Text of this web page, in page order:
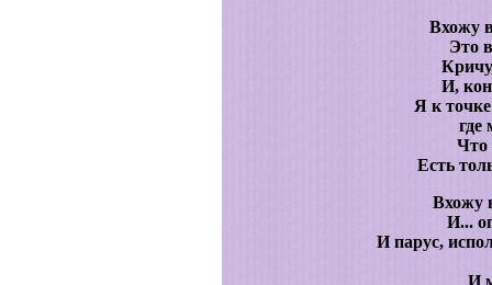
Вхожу
Это
И,
Я к
где
Что
Есть
Вхожу
И...
И парус,
И